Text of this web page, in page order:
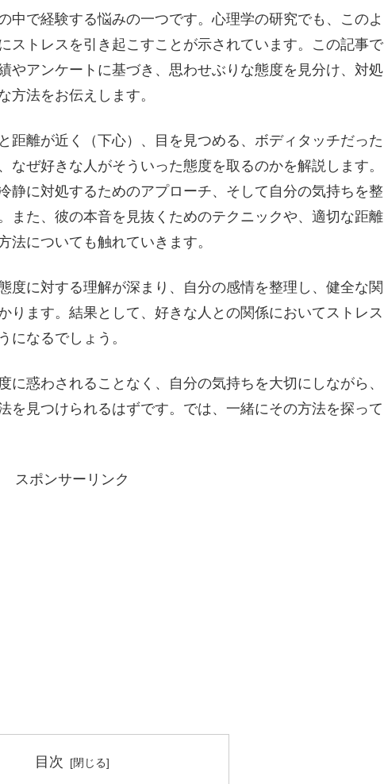
中で経験する悩みの一つです。心理学の研究でも、このよ
ストレスを引き起こすことが示されています。この記事で
やアンケートに基づき、思わせぶりな態度を見分け、対処
方法をお伝えします。
距離が近く（下心）、目を見つめる、ボディタッチだった
なぜ好きな人がそういった態度を取るのかを解説します。
静に対処するためのアプローチ、そして自分の気持ちを整
また、彼の本音を見抜くためのテクニックや、適切な距離
法についても触れていきます。
度に対する理解が深まり、自分の感情を整理し、健全な関
ります。結果として、好きな人との関係においてストレス
になるでしょう。
惑わされることなく、自分の気持ちを大切にしながら、
を見つけられるはずです。では、一緒にその方法を探って
スポンサーリンク
目次